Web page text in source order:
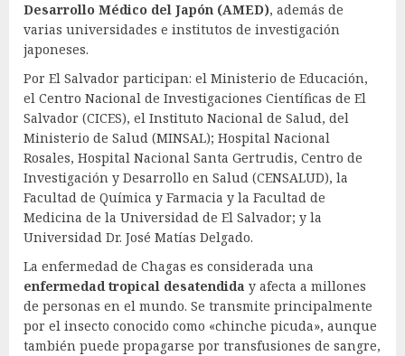
Desarrollo Médico del Japón (AMED), además de
varias universidades e institutos de investigación
japoneses.
Por El Salvador participan: el Ministerio de Educación,
el Centro Nacional de Investigaciones Científicas de El
Salvador (CICES), el Instituto Nacional de Salud, del
Ministerio de Salud (MINSAL); Hospital Nacional
Rosales, Hospital Nacional Santa Gertrudis, Centro de
Investigación y Desarrollo en Salud (CENSALUD), la
Facultad de Química y Farmacia y la Facultad de
Medicina de la Universidad de El Salvador; y la
Universidad Dr. José Matías Delgado.
La enfermedad de Chagas es considerada una
enfermedad tropical desatendida y afecta a millones
de personas en el mundo. Se transmite principalmente
por el insecto conocido como «chinche picuda», aunque
también puede propagarse por transfusiones de sangre,